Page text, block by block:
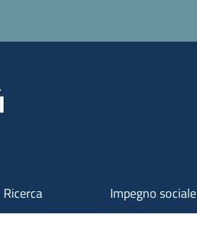
Ricerca Impegno sociale